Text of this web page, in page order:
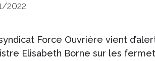
2022
Force Ouvrière vient
Elisabeth Borne sur les